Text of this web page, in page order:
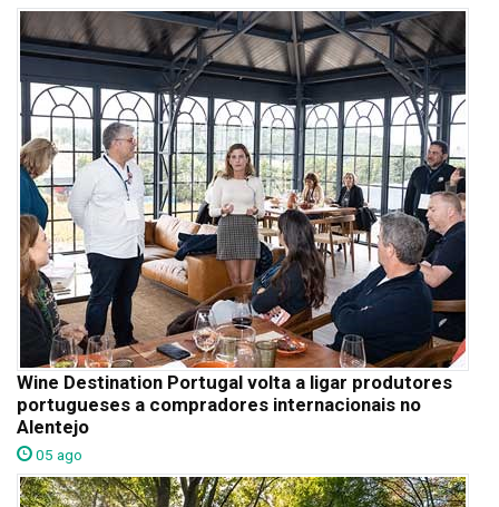
Wine Destination Portugal volta a ligar produtores
portugueses a compradores internacionais no
Alentejo
05 ago